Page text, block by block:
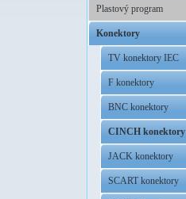
Plastový program
Konektory
TV konektory IEC
F konektory
BNC konektory
CINCH konektory
JACK konektory
SCART konektory